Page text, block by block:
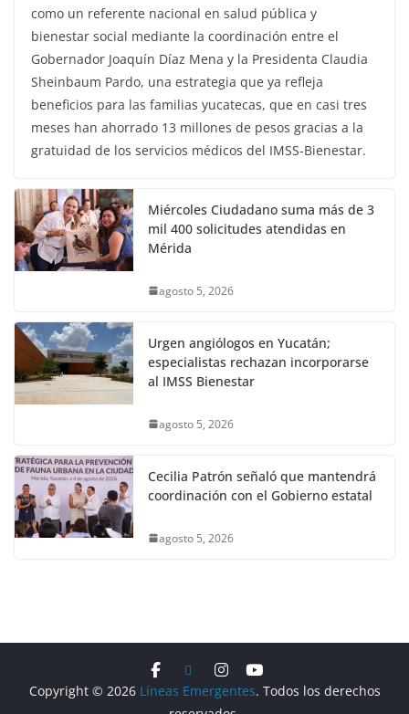
como un referente nacional en salud pública y
bienestar social mediante la coordinación entre el
Gobernador Joaquín Díaz Mena y la Presidenta Claudia
Sheinbaum Pardo, una estrategia que ya refleja
beneficios para las familias yucatecas, que en casi tres
meses han ahorrado 13 millones de pesos gracias a la
gratuidad de los servicios médicos del IMSS-Bienestar.
Miércoles Ciudadano suma más de 3
mil 400 solicitudes atendidas en
Mérida
agosto 5, 2026
Urgen angiólogos en Yucatán;
especialistas rechazan incorporarse
al IMSS Bienestar
agosto 5, 2026
Cecilia Patrón señaló que mantendrá
coordinación con el Gobierno estatal
agosto 5, 2026
Copyright © 2026 Líneas Emergentes. Todos los derechos